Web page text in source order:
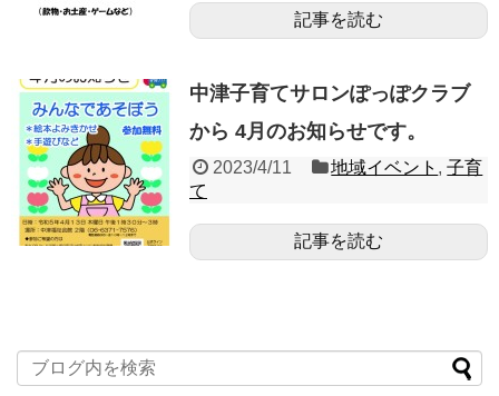
記事を読む
中津子育てサロンぽっぽクラブ
から 4月のお知らせです。
2023/4/11 地域イベント ,子育
て
記事を読む